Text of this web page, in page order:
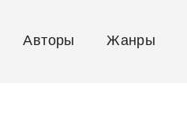
Авторы Жанры